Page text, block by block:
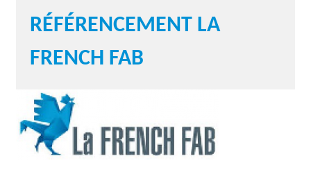
E
N
E
E
S
RÉFÉRENCEMENT LA
FRENCH FAB